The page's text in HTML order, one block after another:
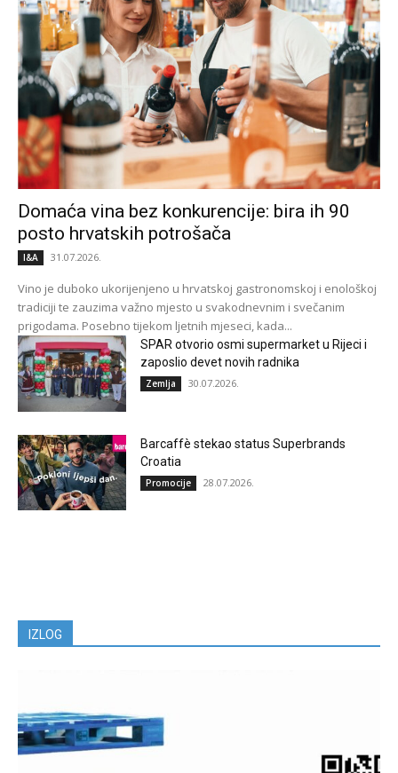
Domaća vina bez konkurencije: bira ih 90
posto hrvatskih potrošača
I&A 31.07.2026.
Vino je duboko ukorijenjeno u hrvatskoj gastronomskoj i enološkoj
tradiciji te zauzima važno mjesto u svakodnevnim i svečanim
prigodama. Posebno tijekom ljetnih mjeseci, kada...
SPAR otvorio osmi supermarket u Rijeci i
zaposlio devet novih radnika
Zemlja 30.07.2026.
Barcaffè stekao status Superbrands
Croatia
Promocije 28.07.2026.
IZLOG